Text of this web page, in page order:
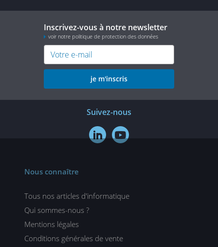
Inscrivez-vous à notre newsletter
voir notre politique de protection des données
je m'inscris
Suivez-nous
 
Nous connaître
Tous nos articles d'informatique
Qui sommes-nous ?
Mentions légales
Conditions générales de vente